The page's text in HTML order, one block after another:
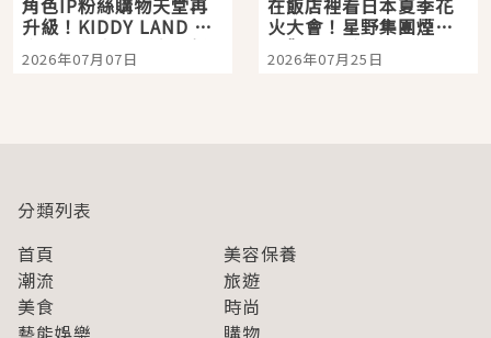
升級！KIDDY LAND 原
宿店吉伊卡哇迎客，新
開幕 OMOKADO 店3分
2026年07月07日
火大會！星野集團煙火
景觀飯店6選，讓你不用
人擠人悠閒欣賞
2026年07月25日
分類列表
首頁
美容保養
潮流
旅遊
美食
時尚
藝能娛樂
購物